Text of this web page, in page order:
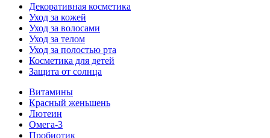
Декоративная косметика
Уход за кожей
Уход за волосами
Уход за телом
Уход за полостью рта
Косметика для детей
Защита от солнца
Витамины
Красный женьшень
Лютеин
Омега-3
Пробиотик